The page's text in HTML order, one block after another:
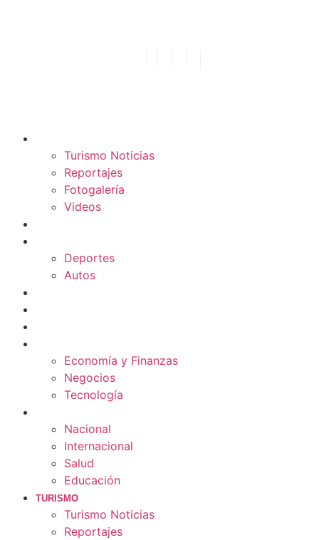
Turismo Noticias
Reportajes
Fotogalería
Videos
Deportes
Autos
Economía y Finanzas
Negocios
Tecnología
Nacional
Internacional
Salud
Educación
TURISMO
Turismo Noticias
Reportajes